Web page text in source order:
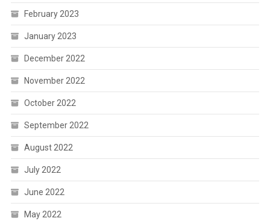
February 2023
January 2023
December 2022
November 2022
October 2022
September 2022
August 2022
July 2022
June 2022
May 2022